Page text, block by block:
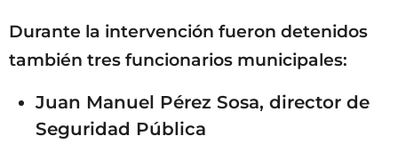
Durante la intervención fueron detenidos
también tres funcionarios municipales:
Juan Manuel Pérez Sosa, director de
Seguridad Pública